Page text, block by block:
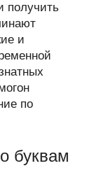
получить
и
по
буквам